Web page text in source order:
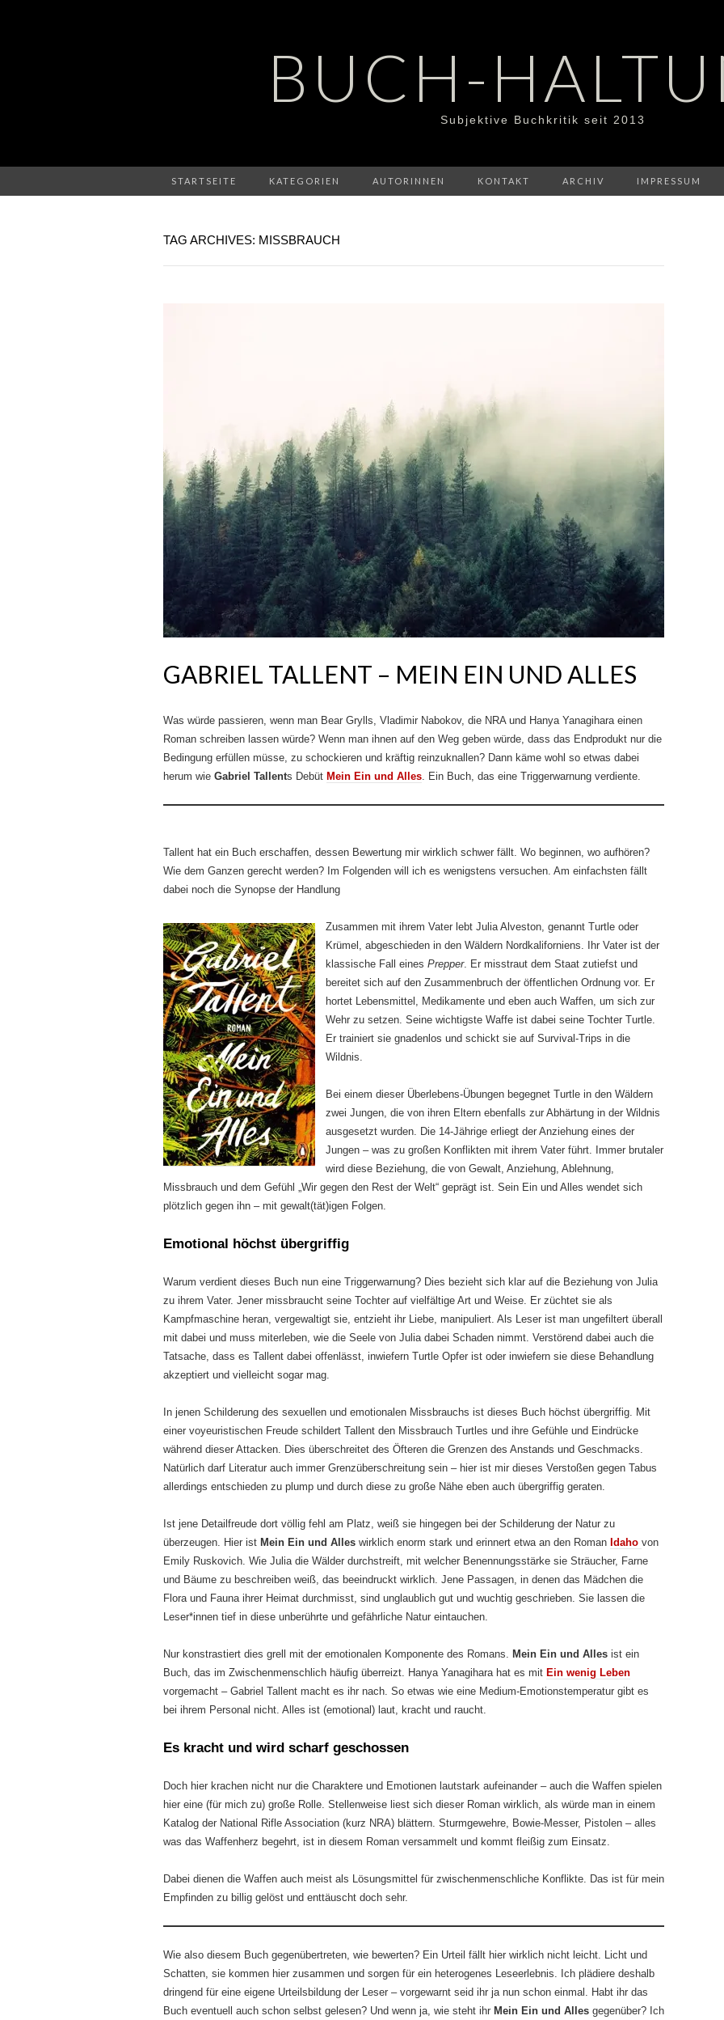
BUCH-
Subjektive Buchkritik seit 2013
STARTSEITE KATEGORIEN AUTORINNEN KONTAKT ARCHIV IMPRESSUM
TAG ARCHIVES: MISSBRAUCH
GABRIEL TALLENT – MEIN EIN UND ALLES
Was würde passieren, wenn man Bear Grylls, Vladimir Nabokov, die NRA und Hanya Yanagihara einen
Roman schreiben lassen würde? Wenn man ihnen auf den Weg geben würde, dass das Endprodukt nur die
Bedingung erfüllen müsse, zu schockieren und kräftig reinzuknallen? Dann käme wohl so etwas dabei
herum wie Gabriel Tallents Debüt Mein Ein und Alles. Ein Buch, das eine Triggerwarnung verdiente.
Tallent hat ein Buch erschaffen, dessen Bewertung mir wirklich schwer fällt. Wo beginnen, wo aufhören?
Wie dem Ganzen gerecht werden? Im Folgenden will ich es wenigstens versuchen. Am einfachsten fällt
dabei noch die Synopse der Handlung
Zusammen mit ihrem Vater lebt Julia Alveston, genannt Turtle oder
Krümel, abgeschieden in den Wäldern Nordkaliforniens. Ihr Vater ist der
klassische Fall eines Prepper. Er misstraut dem Staat zutiefst und
bereitet sich auf den Zusammenbruch der öffentlichen Ordnung vor. Er
hortet Lebensmittel, Medikamente und eben auch Waffen, um sich zur
Wehr zu setzen. Seine wichtigste Waffe ist dabei seine Tochter Turtle.
Er trainiert sie gnadenlos und schickt sie auf Survival-Trips in die
Wildnis.
Bei einem dieser Überlebens-Übungen begegnet Turtle in den Wäldern
zwei Jungen, die von ihren Eltern ebenfalls zur Abhärtung in der Wildnis
ausgesetzt wurden. Die 14-Jährige erliegt der Anziehung eines der
Jungen – was zu großen Konflikten mit ihrem Vater führt. Immer brutaler
wird diese Beziehung, die von Gewalt, Anziehung, Ablehnung,
Missbrauch und dem Gefühl „Wir gegen den Rest der Welt“ geprägt ist. Sein Ein und Alles wendet sich
plötzlich gegen ihn – mit gewalt(tät)igen Folgen.
Emotional höchst übergriffig
Warum verdient dieses Buch nun eine Triggerwarnung? Dies bezieht sich klar auf die Beziehung von Julia
zu ihrem Vater. Jener missbraucht seine Tochter auf vielfältige Art und Weise. Er züchtet sie als
Kampfmaschine heran, vergewaltigt sie, entzieht ihr Liebe, manipuliert. Als Leser ist man ungefiltert überall
mit dabei und muss miterleben, wie die Seele von Julia dabei Schaden nimmt. Verstörend dabei auch die
Tatsache, dass es Tallent dabei offenlässt, inwiefern Turtle Opfer ist oder inwiefern sie diese Behandlung
akzeptiert und vielleicht sogar mag.
In jenen Schilderung des sexuellen und emotionalen Missbrauchs ist dieses Buch höchst übergriffig. Mit
einer voyeuristischen Freude schildert Tallent den Missbrauch Turtles und ihre Gefühle und Eindrücke
während dieser Attacken. Dies überschreitet des Öfteren die Grenzen des Anstands und Geschmacks.
Natürlich darf Literatur auch immer Grenzüberschreitung sein – hier ist mir dieses Verstoßen gegen Tabus
allerdings entschieden zu plump und durch diese zu große Nähe eben auch übergriffig geraten.
Ist jene Detailfreude dort völlig fehl am Platz, weiß sie hingegen bei der Schilderung der Natur zu
überzeugen. Hier ist Mein Ein und Alles wirklich enorm stark und erinnert etwa an den Roman Idaho von
Emily Ruskovich. Wie Julia die Wälder durchstreift, mit welcher Benennungsstärke sie Sträucher, Farne
und Bäume zu beschreiben weiß, das beeindruckt wirklich. Jene Passagen, in denen das Mädchen die
Flora und Fauna ihrer Heimat durchmisst, sind unglaublich gut und wuchtig geschrieben. Sie lassen die
Leser*innen tief in diese unberührte und gefährliche Natur eintauchen.
Nur konstrastiert dies grell mit der emotionalen Komponente des Romans. Mein Ein und Alles ist ein
Buch, das im Zwischenmenschlich häufig überreizt. Hanya Yanagihara hat es mit Ein wenig Leben
vorgemacht – Gabriel Tallent macht es ihr nach. So etwas wie eine Medium-Emotionstemperatur gibt es
bei ihrem Personal nicht. Alles ist (emotional) laut, kracht und raucht.
Es kracht und wird scharf geschossen
Doch hier krachen nicht nur die Charaktere und Emotionen lautstark aufeinander – auch die Waffen spielen
hier eine (für mich zu) große Rolle. Stellenweise liest sich dieser Roman wirklich, als würde man in einem
Katalog der National Rifle Association (kurz NRA) blättern. Sturmgewehre, Bowie-Messer, Pistolen – alles
was das Waffenherz begehrt, ist in diesem Roman versammelt und kommt fleißig zum Einsatz.
Dabei dienen die Waffen auch meist als Lösungsmittel für zwischenmenschliche Konflikte. Das ist für mein
Empfinden zu billig gelöst und enttäuscht doch sehr.
Wie also diesem Buch gegenübertreten, wie bewerten? Ein Urteil fällt hier wirklich nicht leicht. Licht und
Schatten, sie kommen hier zusammen und sorgen für ein heterogenes Leseerlebnis. Ich plädiere deshalb
dringend für eine eigene Urteilsbildung der Leser – vorgewarnt seid ihr ja nun schon einmal. Habt ihr das
Buch eventuell auch schon selbst gelesen? Und wenn ja, wie steht ihr Mein Ein und Alles gegenüber? Ich